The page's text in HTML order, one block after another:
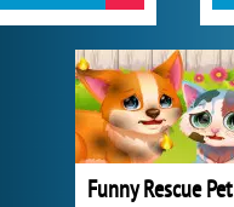
Funny Rescue Pet